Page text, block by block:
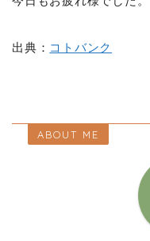
出典： コトバンク
ABOUT ME